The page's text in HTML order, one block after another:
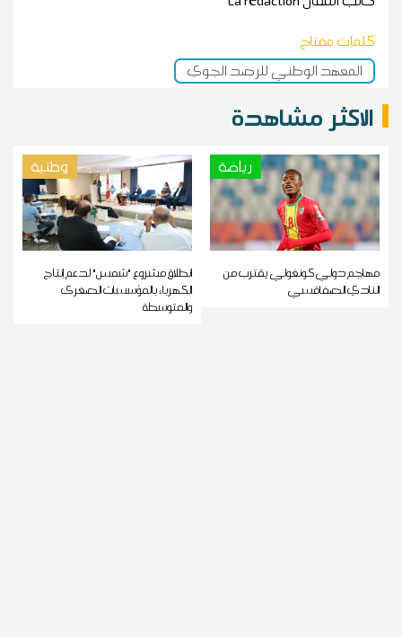
كلمات مفتاح
المعهد الوطني للرصد الجوي
الاكثر مشاهدة
رياضة
مهاجم دولي كونغولي يقترب من
النادي الصفاقسي
وطنية
انطلاق مشروع "شمس" لدعم إنتاج
الكهرباء بالمؤسسات الصغرى
والمتوسطة